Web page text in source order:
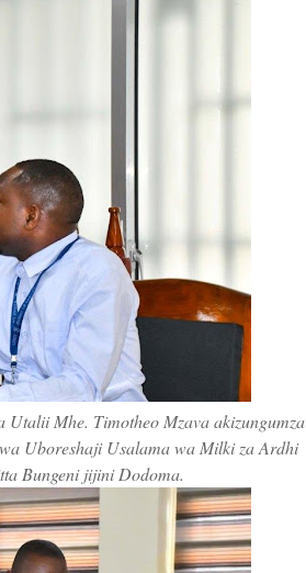
Mhe. Timotheo Mzava akizungumza
Uboreshaji Usalama wa Milki za Ardhi
Bungeni jijini Dodoma.